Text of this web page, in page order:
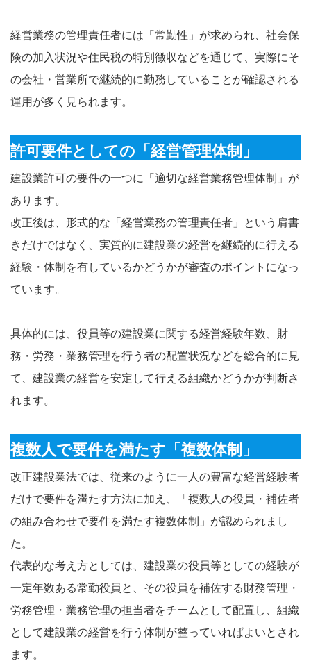
経営業務の管理責任者には「常勤性」が求められ、社会保
険の加入状況や住民税の特別徴収などを通じて、実際にそ
の会社・営業所で継続的に勤務していることが確認される
運用が多く見られます。
許可要件としての「経営管理体制」
建設業許可の要件の一つに「適切な経営業務管理体制」が
あります。
改正後は、形式的な「経営業務の管理責任者」という肩書
きだけではなく、実質的に建設業の経営を継続的に行える
経験・体制を有しているかどうかが審査のポイントになっ
ています。
具体的には、役員等の建設業に関する経営経験年数、財
務・労務・業務管理を行う者の配置状況などを総合的に見
て、建設業の経営を安定して行える組織かどうかが判断さ
れます。
複数人で要件を満たす「複数体制」
改正建設業法では、従来のように一人の豊富な経営経験者
だけで要件を満たす方法に加え、「複数人の役員・補佐者
の組み合わせで要件を満たす複数体制」が認められまし
た。
代表的な考え方としては、建設業の役員等としての経験が
一定年数ある常勤役員と、その役員を補佐する財務管理・
労務管理・業務管理の担当者をチームとして配置し、組織
として建設業の経営を行う体制が整っていればよいとされ
ます。